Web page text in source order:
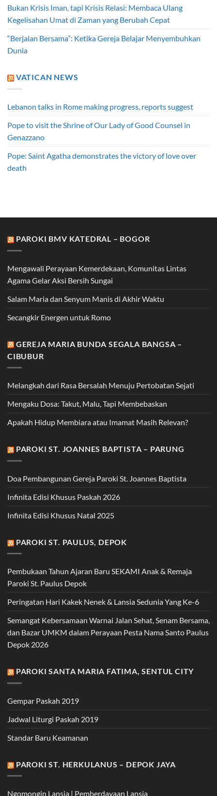
Bukan Krisis Iman, tapi Krisis Relasi: Membaca Ulang
Kegelisahan Umat di Zaman yang Berubah Cepat
“Berjalan Bersama”: Ketika Gereja Belajar Menyembuhkan
Dunia
VATICAN NEWS
Lebanon talks in Rome making progress, reports suggest
Pope to visit the Shrine of Our Lady of Good Counsel in
Genazzano
Pope: Saint Agatha demonstrates the victory of love over
death
PAROKI BMV KATEDRAL – BOGOR
Mengawali Perayaan Kemerdekaan, Komunitas Lintas
Agama Gelar Aksi Bersih Sungai
Salam Maria dan Senyum Manis di Akhir Waktu
Secangkir Energen untuk Romo
GEREJA MARIA BUNDA SEGALA BANGSA –
CIBUBUR
Melangkah dari Rasa Bersalah Menuju Pertobatan Sejati
Mengaku Dosa: Takut, Malu, Tapi Membebaskan
Apakah Hidup Membiara atau Imamat Masih Relevan?
PAROKI ST. JOANNES BAPTISTA – PARUNG
Doa Pembangunan Gereja Paroki St. Joannes Baptista
Infinita Edisi Khusus Paskah 2026
Infinita Edisi Khusus Natal 2025
PAROKI ST. PAULUS, DEPOK
Pembukaan Tahun Ajaran Baru SEKAMI Anak & Remaja
Paroki St. Paulus Depok
Peringatan Hari Kakek Nenek & Lansia Sedunia Yang Ke-6
Semangat Kebersamaan Warnai Jalan Sehat, Senam Bersama,
dan Bazar UMKM dalam Perayaan Pesta Nama Santo Paulus
Depok 2026
PAROKI SANTA MARIA FATIMA, SENTUL CITY
Gempar Paskah 2019
Jadwal Liturgi Paskah 2019
Standar Baru Keamanan
PAROKI ST. HERKULANUS – DEPOK JAYA
Ngomongin Lansia | Pemberdayaan Lansia